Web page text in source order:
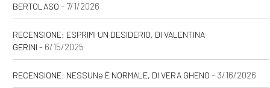
BERTOLASO - 7/1/2026
RECENSIONE: ESPRIMI UN DESIDERIO, DI VALENTINA
GERINI - 6/15/2025
RECENSIONE: NESSUNƏ È NORMALE, DI VERA GHENO - 3/16/2026